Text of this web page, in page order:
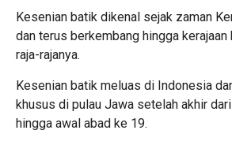
Kesenian batik dikenal sejak zaman
dan terus berkembang hingga
raja-rajanya.
Kesenian batik meluas di Indonesia
khusus di pulau Jawa setelah akhir
hingga awal abad ke 19.